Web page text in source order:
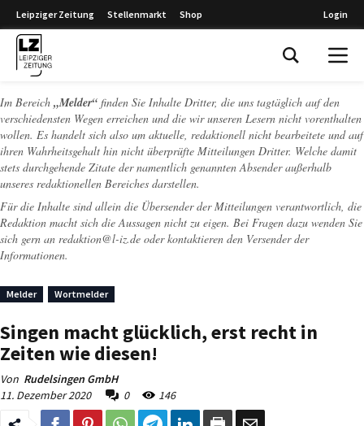
Leipziger Zeitung Stellenmarkt Shop Login
Im Bereich „Melder“ finden Sie Inhalte Dritter, die uns tagtäglich auf den
verschiedensten Wegen erreichen und die wir unseren Lesern nicht vorenthalten
wollen. Es handelt sich also um aktuelle, redaktionell nicht bearbeitete und auf
ihren Wahrheitsgehalt hin nicht überprüfte Mitteilungen Dritter. Welche damit
stets durchgehende Zitate der namentlich genannten Absender außerhalb
unseres redaktionellen Bereiches darstellen.
Für die Inhalte sind allein die Übersender der Mitteilungen verantwortlich, die
Redaktion macht sich die Aussagen nicht zu eigen. Bei Fragen dazu wenden Sie
sich gern an redaktion@l-iz.de oder kontaktieren den Versender der
Informationen.
Melder Wortmelder
Singen macht glücklich, erst recht in
Zeiten wie diesen!
Von Rudelsingen GmbH
11. Dezember 2020
0 146